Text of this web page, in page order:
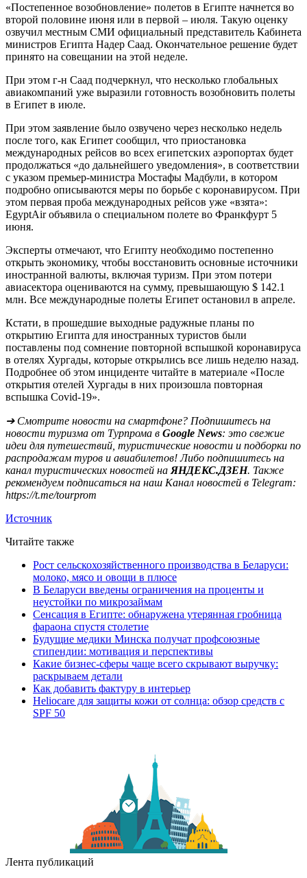
«Постепенное возобновление» полетов в Египте начнется во
второй половине июня или в первой – июля. Такую оценку
озвучил местным СМИ официальный представитель Кабинета
министров Египта Надер Саад. Окончательное решение будет
принято на совещании на этой неделе.
При этом г-н Саад подчеркнул, что несколько глобальных
авиакомпаний уже выразили готовность возобновить полеты
в Египет в июле.
При этом заявление было озвучено через несколько недель
после того, как Египет сообщил, что приостановка
международных рейсов во всех египетских аэропортах будет
продолжаться «до дальнейшего уведомления», в соответствии
с указом премьер-министра Мостафы Мадбули, в котором
подробно описываются меры по борьбе с коронавирусом. При
этом первая проба международных рейсов уже «взята»:
EgyptAir объявила о специальном полете во Франкфурт 5
июня.
Эксперты отмечают, что Египту необходимо постепенно
открыть экономику, чтобы восстановить основные источники
иностранной валюты, включая туризм. При этом потери
авиасектора оцениваются на сумму, превышающую $ 142.1
млн. Все международные полеты Египет остановил в апреле.
Кстати, в прошедшие выходные радужные планы по
открытию Египта для иностранных туристов были
поставлены под сомнение повторной вспышкой коронавируса
в отелях Хургады, которые открылись все лишь неделю назад.
Подробнее об этом инциденте читайте в материале «После
открытия отелей Хургады в них произошла повторная
вспышка Covid-19».
➔ Смотрите новости на смартфоне? Подпишитесь на
новости туризма от Турпрома в Google News: это свежие
идеи для путешествий, туристические новости и подборки по
распродажам туров и авиабилетов! Либо подпишитесь на
канал туристических новостей на ЯНДЕКС.ДЗЕН. Также
рекомендуем подписаться на наш Канал новостей в Telegram:
https://t.me/tourprom
Источник
Читайте также
Рост сельскохозяйственного производства в Беларуси:
молоко, мясо и овощи в плюсе
В Беларуси введены ограничения на проценты и
неустойки по микрозаймам
Сенсация в Египте: обнаружена утерянная гробница
фараона спустя столетие
Будущие медики Минска получат профсоюзные
стипендии: мотивация и перспективы
Какие бизнес-сферы чаще всего скрывают выручку:
раскрываем детали
Как добавить фактуру в интерьер
Heliocare для защиты кожи от солнца: обзор средств с
SPF 50
Лента публикаций